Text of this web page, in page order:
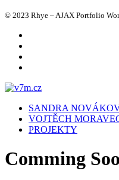
© 2023 Rhye – AJAX Portfolio
SANDRA
VOJTĚCH
PROJEKTY
Comming